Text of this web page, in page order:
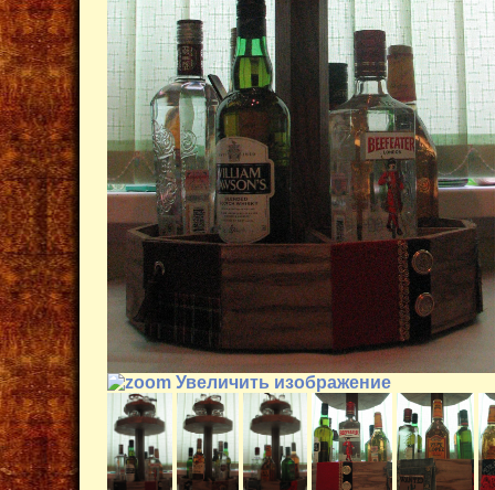
Увеличить изображение